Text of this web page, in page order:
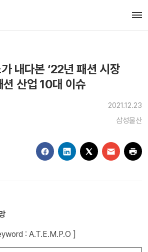
내다본 ‘22년 패션 시장
션 산업 10대 이슈
2021.12.23
삼성물산
: A.T.E.M.P.O ]